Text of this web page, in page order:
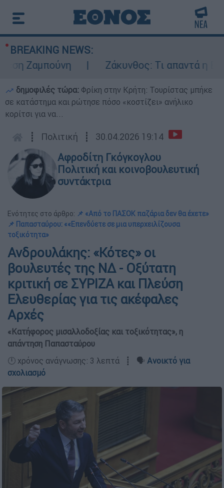
BREAKING NEWS:
Ζαμπούνη
Ζάκυνθος: Τι απαντά η ΕΛΑΣ
δημοφιλές τώρα: Φρίκη στην Κρήτη: Τουρίστας μπήκε
σε κατάστημα και ρώτησε πόσο «κοστίζει» ανήλικο
κορίτσι για να...
┋ Πολιτική ┋ 30.04.2026 19:14
Αφροδίτη Γκόγκογλου
Πολιτική και κοινοβουλευτική
συντάκτρια
Ενότητες στο άρθρο: 📌 «Από το ΠΑΣΟΚ παζάρια δεν θα έχετε»
📌 Παπασταύρου: ««Επενδύετε σε μια υπερχειλίζουσα
τοξικότητα»
Ανδρουλάκης: «Κότες» οι
βουλευτές της ΝΔ - Οξύτατη
κριτική σε ΣΥΡΙΖΑ και Πλεύση
Ελευθερίας για τις ακέφαλες
Αρχές
«Κατήφορος μισαλλοδοξίας και τοξικότητας», η
απάντηση Παπασταύρου
🕛 χρόνος ανάγνωσης: 3 λεπτά ┋ 🗣️ Ανοικτό για
σχολιασμό